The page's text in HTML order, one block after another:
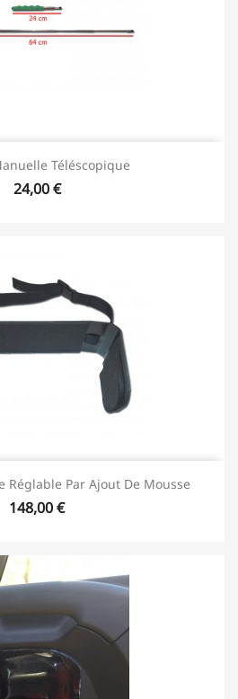
Téléscopique
24,00 €
Réglable Par Ajout De Mousse
148,00 €